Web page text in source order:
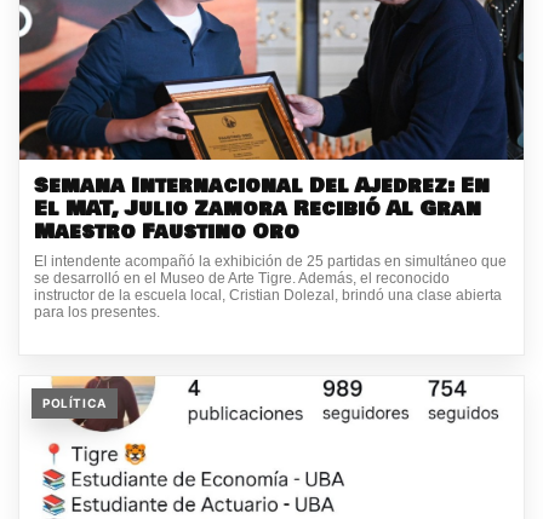
Semana Internacional Del Ajedrez: En
El MAT, Julio Zamora Recibió Al Gran
Maestro Faustino Oro
El intendente acompañó la exhibición de 25 partidas en simultáneo que
se desarrolló en el Museo de Arte Tigre. Además, el reconocido
instructor de la escuela local, Cristian Dolezal, brindó una clase abierta
para los presentes.
POLÍTICA